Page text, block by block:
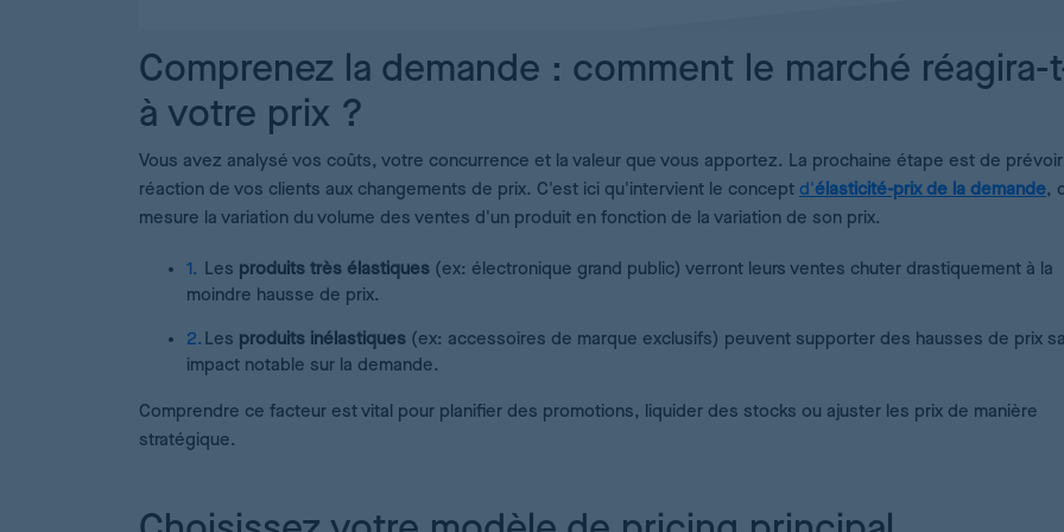
Comprenez la demande : comment le marché réagira-
à votre prix ?
Vous avez analysé vos coûts, votre concurrence et la valeur que vous apportez. La prochaine étape est de prévoir
réaction de vos clients aux changements de prix. C'est ici qu'intervient le concept d'élasticité-prix de la demande,
mesure la variation du volume des ventes d'un produit en fonction de la variation de son prix.
Les produits très élastiques (ex: électronique grand public) verront leurs ventes chuter drastiquement à la
moindre hausse de prix.
Les produits inélastiques (ex: accessoires de marque exclusifs) peuvent supporter des hausses de prix
impact notable sur la demande.
Comprendre ce facteur est vital pour planifier des promotions, liquider des stocks ou ajuster les prix de manière
stratégique.